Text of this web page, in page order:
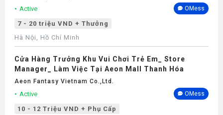
Active OMess
7 - 20 triệu VND + Thưởng
Hà Nội, Hồ Chí Minh
Cửa Hàng Trưởng Khu Vui Chơi Trẻ Em_ Store
Manager_ Làm Việc Tại Aeon Mall Thanh Hóa
Aeon Fantasy Vietnam Co.,ltd.
Active OMess
10 - 12 Triệu VND + Phụ Cấp